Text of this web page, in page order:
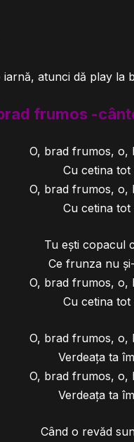
atunci dă play la
frumos -
O, brad frumos, o,
Cu cetina tot
O, brad frumos, o,
Cu cetina tot
Tu ești copacul
Ce frunza nu
O, brad frumos, o,
Cu cetina tot
O, brad frumos, o,
Verdeața ta
O, brad frumos, o,
Verdeața ta
Când o revăd